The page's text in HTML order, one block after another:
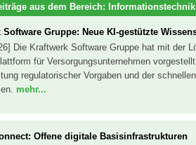
aus dem Bereich: Informationstechnik
Software Gruppe: Neue KI-gestützte
Die Kraftwerk Software Gruppe hat mit der
für Versorgungsunternehmen
regulatorischer Vorgaben und der
mehr...
Offene digitale Basisinfrastrukturen